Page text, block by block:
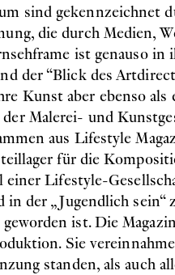
sind gekennzeichnet
die durch Medien,
ist genauso in
der “Blick des
Kunst aber ebenso als
Malerei- und
aus Lifestyle
für die
Lifestyle-
der „Jugendlich
ist. Die
Sie
standen, als auch